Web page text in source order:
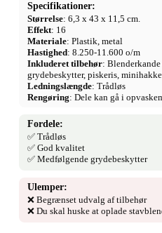
Specifikationer:
Størrelse: 6,3 x 43 x 11,5 cm.
Effekt: 16
Materiale: Plastik, metal
Hastighed: 8.250-11.600 o/m
Inkluderet tilbehør:
grydebeskytter, piskeris,
Ledningslængde: Trådløs
Rengøring: Dele kan gå i
Fordele:
✅ Trådløs
✅ God kvalitet
✅ Medfølgende grydebeskytter
Ulemper:
❌ Begrænset udvalg af tilbehør
❌ Du skal huske at oplade